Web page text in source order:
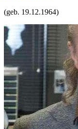
(geb. 19.12.1964)